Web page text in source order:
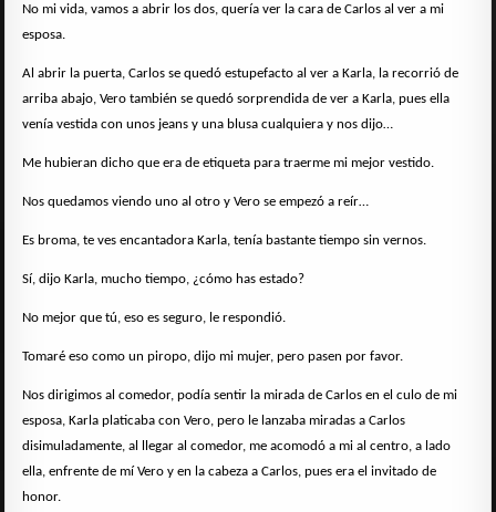
No mi vida, vamos a abrir los dos, quería ver la cara de Carlos al ver a mi
esposa.
Al abrir la puerta, Carlos se quedó estupefacto al ver a Karla, la recorrió de
arriba abajo, Vero también se quedó sorprendida de ver a Karla, pues ella
venía vestida con unos jeans y una blusa cualquiera y nos dijo…
Me hubieran dicho que era de etiqueta para traerme mi mejor vestido.
Nos quedamos viendo uno al otro y Vero se empezó a reír…
Es broma, te ves encantadora Karla, tenía bastante tiempo sin vernos.
Sí, dijo Karla, mucho tiempo, ¿cómo has estado?
No mejor que tú, eso es seguro, le respondió.
Tomaré eso como un piropo, dijo mi mujer, pero pasen por favor.
Nos dirigimos al comedor, podía sentir la mirada de Carlos en el culo de mi
esposa, Karla platicaba con Vero, pero le lanzaba miradas a Carlos
disimuladamente, al llegar al comedor, me acomodó a mi al centro, a lado
ella, enfrente de mí Vero y en la cabeza a Carlos, pues era el invitado de
honor.